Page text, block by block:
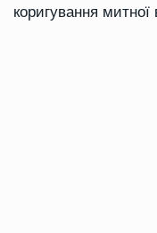
коригування митної